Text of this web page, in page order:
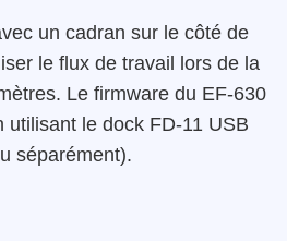
un cadran sur le côté de
le flux de travail lors de la
Le firmware du EF-630
utilisant le dock FD-11 USB
séparément).